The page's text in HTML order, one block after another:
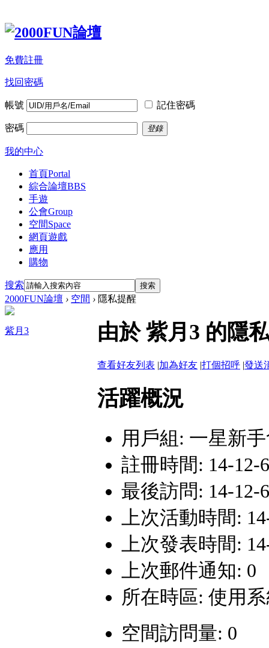
免費註冊
找回密碼
帳號 記住密碼
密碼 登錄
我的中心
首頁Portal
綜合論壇BBS
手遊
公會Group
空間Space
網頁遊戲
應用
購物
搜索 搜索
2000FUN論壇 › 空間 › 隱私提醒
紫月3 由於 紫月3 的隱
查看好友列表 |加為好友 |打個招呼 |發送
活躍概況
用戶組: 一星新
註冊時間: 14-12-
最後訪問: 14-12-
上次活動時間:
上次發表時間:
上次郵件通知: 0
所在時區: 使用
空間訪問量: 0